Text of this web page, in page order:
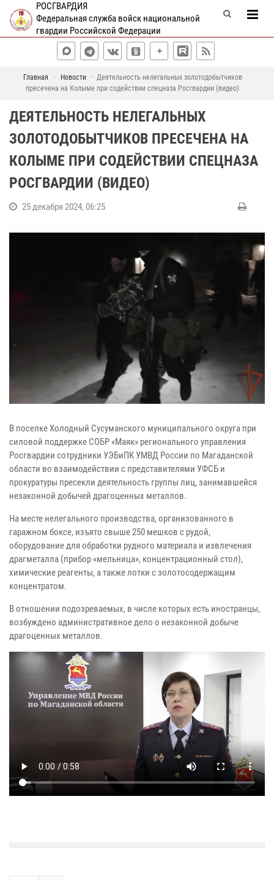
РОСГВАРДИЯ
Федеральная служба войск национальной
гвардии Российской Федерации
Главная Новости
Деятельность нелегальных золотодобытчиков
пресечена на Колыме при содействии спецназа Росгвардии (видео)
ДЕЯТЕЛЬНОСТЬ НЕЛЕГАЛЬНЫХ
ЗОЛОТОДОБЫТЧИКОВ ПРЕСЕЧЕНА НА
КОЛЫМЕ ПРИ СОДЕЙСТВИИ СПЕЦНАЗА
РОСГВАРДИИ (ВИДЕО)
25 декабря 2024, 06:25
В поселке Холодный Сусуманского муниципального округа при
силовой поддержке СОБР «Маяк» регионального управления
Росгвардии сотрудники УЭБиПК УМВД России по Магаданской
области во взаимодействии с представителями УФСБ и
прокуратуры пресекли деятельность группы лиц, занимавшейся
незаконной добычей драгоценных металлов.
На месте нелегального производства, организованного в
гаражном боксе, изъято свыше 250 мешков с рудой,
оборудование для обработки рудного материала и извлечения
драгметалла (прибор «мельница», концентрационный стол),
химические реагенты, а также лотки с золотосодержащим
концентратом.
В отношении подозреваемых, в числе которых есть иностранцы,
возбуждено административное дело о незаконной добыче
драгоценных металлов.